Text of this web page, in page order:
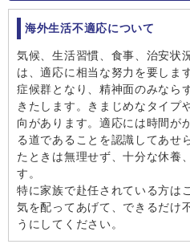
海外⽣活不適応について
気候、⽣活習慣、⾷事、治安状
は、適応に相当な努⼒を要しま
症候群となり、精神⾯のみなら
きたします。きまじめなタイプ
向があります。適応には時間が
る道であることを認識してあせ
たときは無理せず、⼗分な休養
す。
特に家族で赴任されている⽅は
気を配ってあげて、できるだけ
うにしてください。